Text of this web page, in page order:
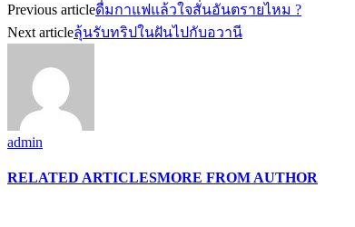
Previous articleดื่มกาแฟแล้วใจสั่นอันตรายไหม ?
Next articleลุ้นรับทริปในฝันไปกับอวานี
admin
RELATED ARTICLESMORE FROM AUTHOR